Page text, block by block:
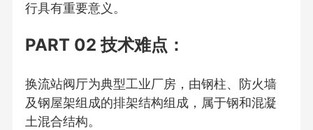
行具有重要意义。
PART 02 技术难点：
换流站阀厅为典型工业厂房，由钢柱、防火墙
及钢屋架组成的排架结构组成，属于钢和混凝
土混合结构。